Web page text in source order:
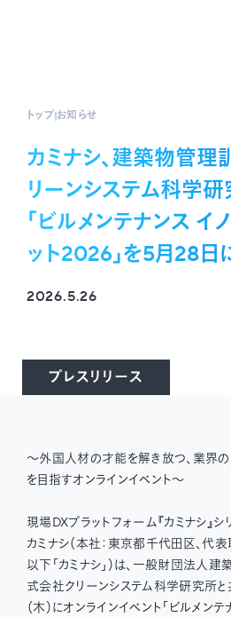
トップお知らせ
カミナシ、建築物管理
リーンシステム科学
「ビルメンテナンス イ
ット2026」を5月28日
2026.5.26
プレスリリース
〜外国人材の才能を解き放つ、業界
を目指すオンラインイベント〜
現場DXプラットフォーム『カミナシ』
カミナシ（本社：東京都千代田区、代
以下「カミナシ」）は、一般財団法人
式会社クリーンシステム科学研究所
（木）にオンラインイベント「ビルメン